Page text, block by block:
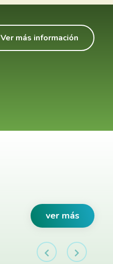
Ver más información
ver más